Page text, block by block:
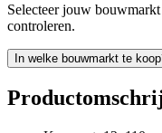
Selecteer jouw
controleren.
In welke bouwmarkt te